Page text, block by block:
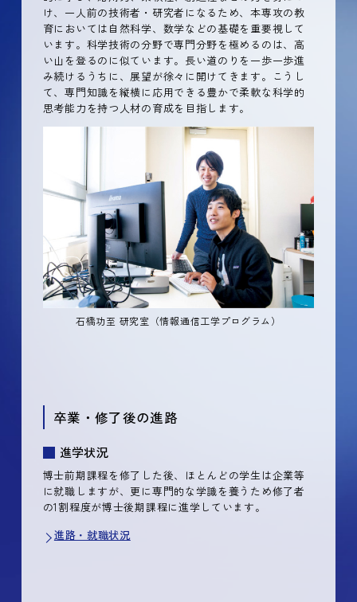
け、一人前の技術者・研究者になるため、本専攻の教
育においては自然科学、数学などの基礎を重要視して
います。科学技術の分野で専門分野を極めるのは、高
い山を登るのに似ています。長い道のりを一歩一歩進
み続けるうちに、展望が徐々に開けてきます。こうし
て、専門知識を縦横に応用できる豊かで柔軟な科学的
思考能力を持つ人材の育成を目指します。
石橋功至 研究室（情報通信工学プログラム）
卒業・修了後の進路
進学状況
博士前期課程を修了した後、ほとんどの学生は企業等
に就職しますが、更に専門的な学識を養うため修了者
の1割程度が博士後期課程に進学しています。
進路・就職状況